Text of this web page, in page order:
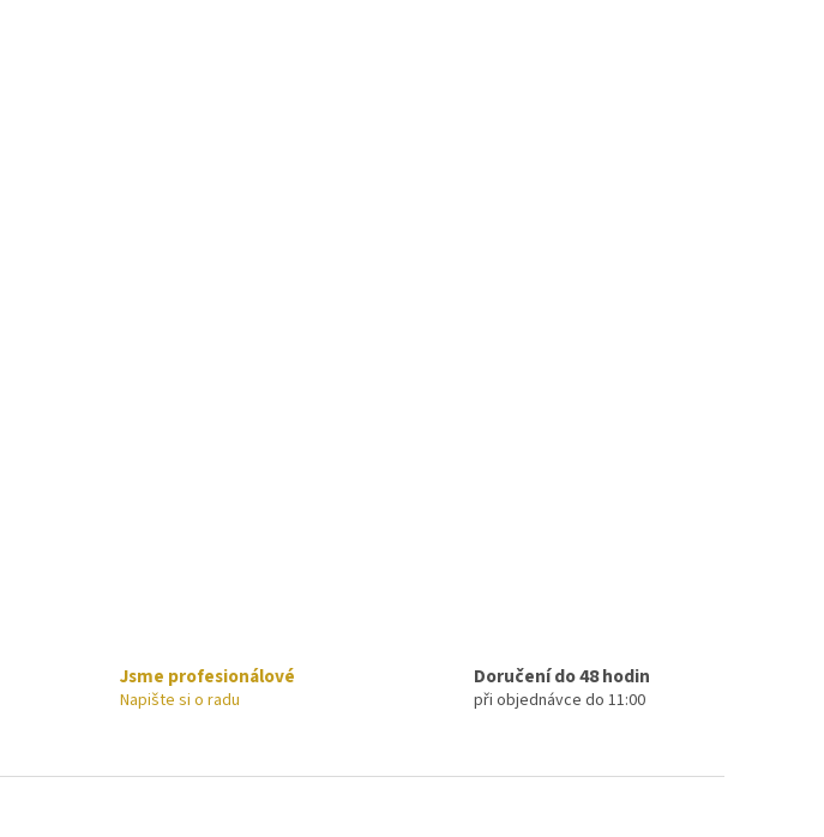
Jsme profesionálové
Napište si o radu
Doručení do 48 hodin
při objednávce do 11:00